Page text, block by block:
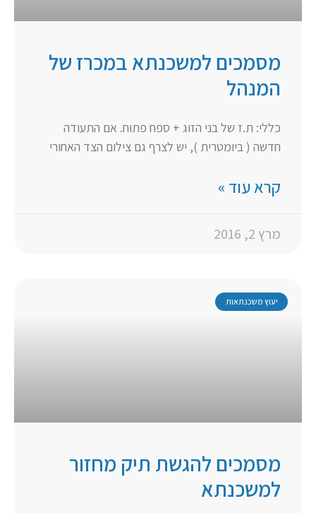
מסמכים למשכנתא במכרז של
המנהל
כללי: ת.ז של בני הזוג + ספח פתוח. אם התעודה
חדשה ( ביומטרית ), יש לצרף גם צילום הצד האחורי
קרא עוד »
מרץ 2, 2016
יעוץ משכנתאות
מסמכים להגשת תיק מחזור
למשכנתא